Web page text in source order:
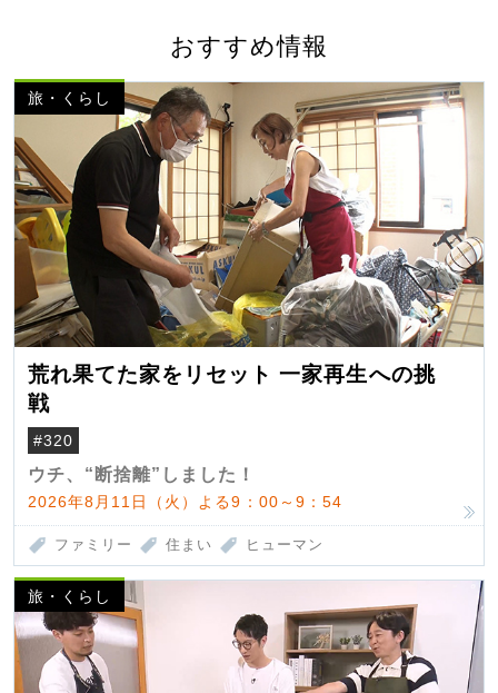
おすすめ情報
旅・くらし
荒れ果てた家をリセット 一家再生への挑
戦
#320
ウチ、“断捨離”しました！
2026年8月11日（火）よる9：00～9：54
ファミリー 住まい ヒューマン
旅・くらし